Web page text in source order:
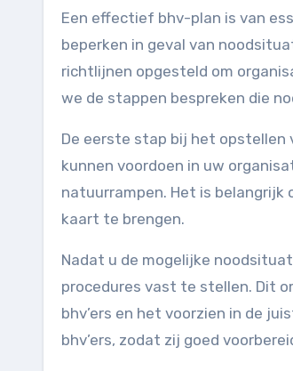
Een effectief bhv-plan is van
beperken in geval van
richtlijnen opgesteld om
we de stappen bespreken die
De eerste stap bij het opstellen
kunnen voordoen in uw
natuurrampen. Het is
kaart te brengen.
Nadat u de mogelijke
procedures vast te stellen. Dit
bhv’ers en het voorzien in de
bhv’ers, zodat zij goed